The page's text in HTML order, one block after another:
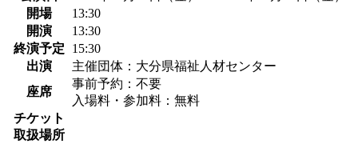
開場
13:30
開演
13:30
終演予定
15:30
出演
主催団体：大分県福祉人材センター
座席
事前予約：不要
入場料・参加料：無料
チケット
取扱場所